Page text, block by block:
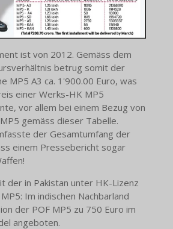
ist von 2012. Gemäss dem
betrug somit der
MP5 A3 ca. 1'900.00 Euro, was
einer Werks-HK MP5
vor allem bei einem Bezug von
gemäss dieser Tabelle.
der Gesamtumfang der
einem Pressebericht sogar
der in Pakistan unter HK-Lizenz
Im indischen Nachbarland
der POF MP5 zu 750 Euro im
angeboten.